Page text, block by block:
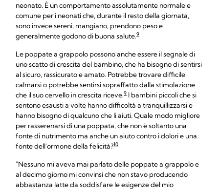
neonato. È un comportamento assolutamente normale e
comune per i neonati che, durante il resto della giornata,
sono invece sereni, mangiano, prendono peso e
generalmente godono di buona salute.9
Le poppate a grappolo possono anche essere il segnale di
uno scatto di crescita del bambino, che ha bisogno di sentirsi
al sicuro, rassicurato e amato. Potrebbe trovare difficile
calmarsi o potrebbe sentirsi sopraffatto dalla stimolazione
che il suo cervello in crescita riceve.9 I bambini piccoli che si
sentono esausti a volte hanno difficoltà a tranquillizzarsi e
hanno bisogno di qualcuno che li aiuti. Quale modo migliore
per rasserenarsi di una poppata, che non è soltanto una
fonte di nutrimento ma anche un aiuto contro i dolori e una
fonte dell'ormone della felicità?10
"Nessuno mi aveva mai parlato delle poppate a grappolo e
al decimo giorno mi convinsi che non stavo producendo
abbastanza latte da soddisfare le esigenze del mio